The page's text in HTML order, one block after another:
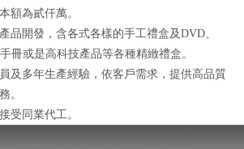
額為貳仟萬。
品開發，含各式各樣的手工禮盒及DVD、
冊或是高科技產品等各種精緻禮盒。
及多年生產經驗，依客戶需求，提供高品質
。
受同業代工。